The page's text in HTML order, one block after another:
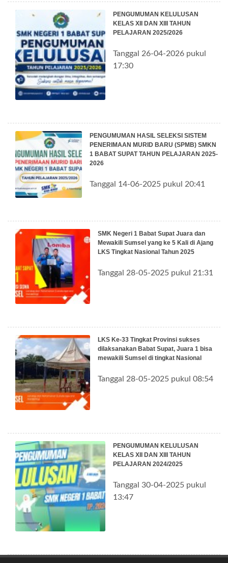
PENGUMUMAN KELULUSAN
KELAS XII DAN XIII TAHUN
PELAJARAN 2025/2026
Tanggal 26-04-2026 pukul
17:30
PENGUMUMAN HASIL SELEKSI SISTEM
PENERIMAAN MURID BARU (SPMB) SMKN
1 BABAT SUPAT TAHUN PELAJARAN 2025-
2026
Tanggal 14-06-2025 pukul 20:41
SMK Negeri 1 Babat Supat Juara dan
Mewakili Sumsel yang ke 5 Kali di Ajang
LKS Tingkat Nasional Tahun 2025
Tanggal 28-05-2025 pukul 21:31
LKS Ke-33 Tingkat Provinsi sukses
dilaksanakan Babat Supat, Juara 1 bisa
mewakili Sumsel di tingkat Nasional
Tanggal 28-05-2025 pukul 08:54
PENGUMUMAN KELULUSAN
KELAS XII DAN XIII TAHUN
PELAJARAN 2024/2025
Tanggal 30-04-2025 pukul
13:47